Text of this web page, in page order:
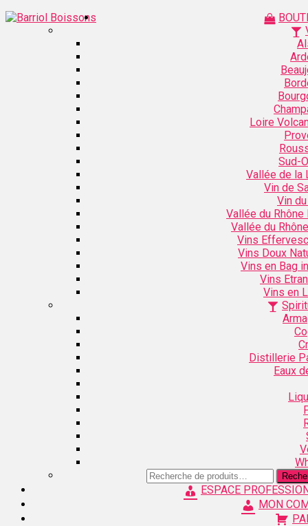
Loire
Sud-
Vallée de la
Vin de
Vin
Vallée du Rhône
Vallée du
Vins
Vins Doux
Vins en Bag
Vins
Vins en
Distillerie
Eaux
Recherche
pour :
ESPACE
MON